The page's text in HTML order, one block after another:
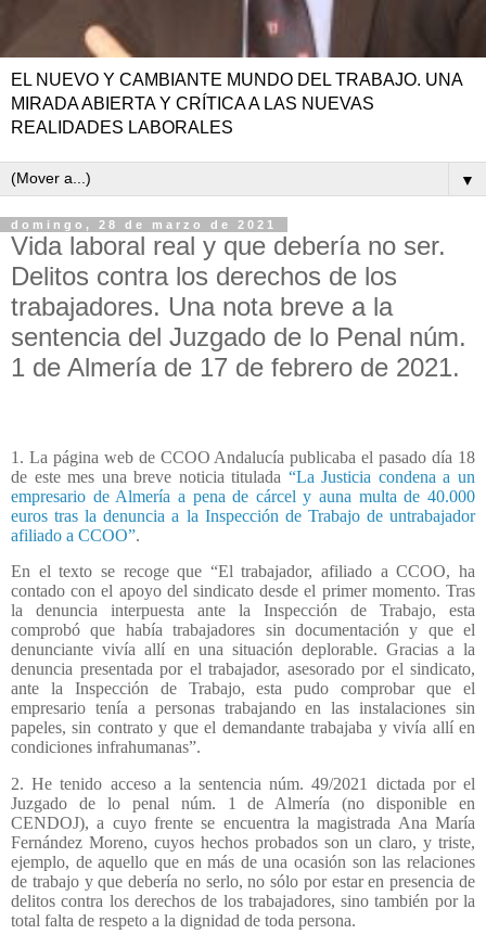
EL NUEVO Y CAMBIANTE MUNDO DEL TRABAJO. UNA
MIRADA ABIERTA Y CRÍTICA A LAS NUEVAS
REALIDADES LABORALES
▼
domingo, 28 de marzo de 2021
Vida laboral real y que debería no ser.
Delitos contra los derechos de los
trabajadores. Una nota breve a la
sentencia del Juzgado de lo Penal núm.
1 de Almería de 17 de febrero de 2021.
1. La página web de CCOO Andalucía publicaba el pasado día 18
de este mes una breve noticia titulada “La Justicia condena a un
empresario de Almería a pena de cárcel y auna multa de 40.000
euros tras la denuncia a la Inspección de Trabajo de untrabajador
afiliado a CCOO”.
En el texto se recoge que “El trabajador, afiliado a CCOO, ha
contado con el apoyo del sindicato desde el primer momento. Tras
la denuncia interpuesta ante la Inspección de Trabajo, esta
comprobó que había trabajadores sin documentación y que el
denunciante vivía allí en una situación deplorable. Gracias a la
denuncia presentada por el trabajador, asesorado por el sindicato,
ante la Inspección de Trabajo, esta pudo comprobar que el
empresario tenía a personas trabajando en las instalaciones sin
papeles, sin contrato y que el demandante trabajaba y vivía allí en
condiciones infrahumanas”.
2. He tenido acceso a la sentencia núm. 49/2021 dictada por el
Juzgado de lo penal núm. 1 de Almería (no disponible en
CENDOJ), a cuyo frente se encuentra la magistrada Ana María
Fernández Moreno, cuyos hechos probados son un claro, y triste,
ejemplo, de aquello que en más de una ocasión son las relaciones
de trabajo y que debería no serlo, no sólo por estar en presencia de
delitos contra los derechos de los trabajadores, sino también por la
total falta de respeto a la dignidad de toda persona.